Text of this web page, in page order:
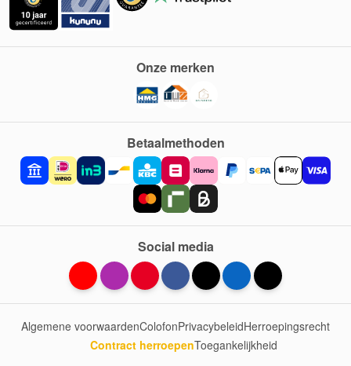
Betaalmethoden
Onze merken
Social media
Algemene voorwaardenColofonPrivacybeleidHerroepingsrecht
Contract herroepenToegankelijkheid